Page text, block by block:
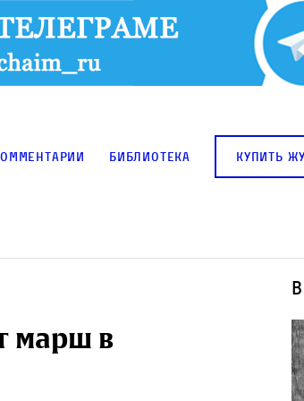
Библиотека купить
марш в